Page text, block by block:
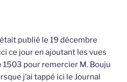
publié le 19 décembre
ce jour en ajoutant les vues
pour remercier M. Bouju
j’ai tappé ici le Journal